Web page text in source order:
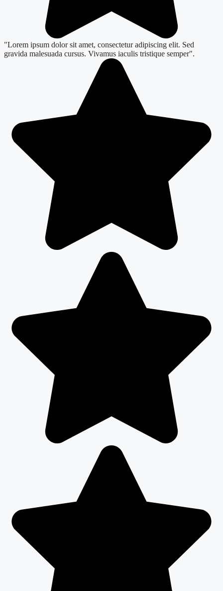
"Lorem ipsum dolor sit amet, consectetur adipiscing elit. Sed
gravida malesuada cursus. Vivamus iaculis tristique semper".